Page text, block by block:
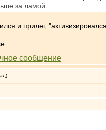
за ламой.
и прилег,